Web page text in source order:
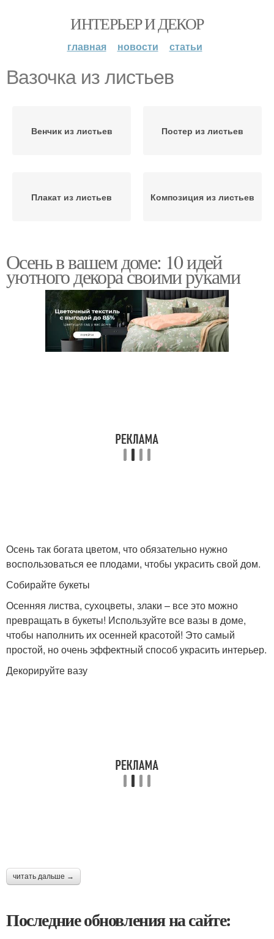
ИНТЕРЬЕР И ДЕКОР
главная новости статьи
Вазочка из листьев
Венчик из листьев Постер из листьев
Плакат из листьев Композиция из листьев
Осень в вашем доме: 10 идей
уютного декора своими руками
Осень так богата цветом, что обязательно нужно
воспользоваться ее плодами, чтобы украсить свой дом.
Собирайте букеты
Осенняя листва, сухоцветы, злаки – все это можно
превращать в букеты! Используйте все вазы в доме,
чтобы наполнить их осенней красотой! Это самый
простой, но очень эффектный способ украсить интерьер.
Декорируйте вазу
читать дальше →
Последние обновления на сайте: